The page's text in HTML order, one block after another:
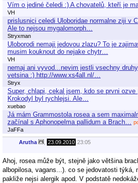
Vím o jediné čeledi :) A chovatelů, kteří je
VH
prislusnici celedi Uloboridae normalne ziji v
Ale to nejsou mygalomorph…
Stryxman
Uloborodi nemaji jedovou zlazu? To je
musim kouknout do nejake chytr…
VH
nemaj ani vyvod...nevim jestli vsechny
vetsina :) http://www.xs4all.nl/…
Stryx
Super, chlapi, cekal jsem, kdo se prvni
Krokodyl byl rychlejsi. Ale…
xuebao
Já mám Grammostola rosea a sem
začínal s Aphonopelma pallidum a Brach…
JaFFa
Arutha 23.09.2010 23:05
Ahoj, rosea může být, stejně jako většina
albopilosa, vagans...). co se jedovatosti týká,
pakliže nejsi alergik apod. V podstatě